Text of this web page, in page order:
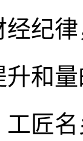
纪
和
匠